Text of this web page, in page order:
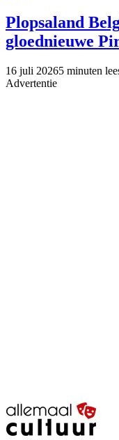
Plopsaland
gloednieuwe
16 juli 20265 minuten
Advertentie